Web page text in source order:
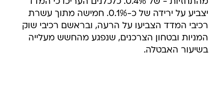
יצביע על ירידה של כ-0.1%. חמישה מתוך עשרת
רכיבי המדד הצביעו על הרעה, ובראשם רכיבי שוק
המניות ובטחון הצרכנים, שנפגע מהחשש מעלייה
בשיעור האבטלה.